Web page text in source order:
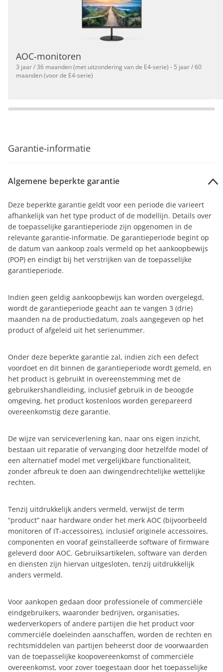
AOC-monitoren
3 jaar / 36 maanden (met uitzondering van de E4-serie) - 5 jaar / 60
maanden (voor de E4-serie)
Garantie-informatie
Algemene beperkte garantie
Deze beperkte garantie geldt voor een periode die varieert
afhankelijk van het type product of de modellijn. Details over
de toepasselijke garantieperiode zijn opgenomen in de
relevante garantie-informatie. De garantieperiode begint op
de datum van aankoop zoals vermeld op het aankoopbewijs
(POP) en eindigt bij het verstrijken van de toepasselijke
garantieperiode.
Indien geen geldig aankoopbewijs kan worden overgelegd,
wordt de garantieperiode geacht aan te vangen 3 (drie)
maanden na de productiedatum, zoals aangegeven op het
product of afgeleid uit het serienummer.
Onder deze beperkte garantie zal, indien zich een defect
voordoet en dit binnen de garantieperiode wordt gemeld, en
het product is gebruikt in overeenstemming met de
gebruikershandleiding, inclusief gebruik in de beoogde
omgeving, het product kostenloos worden gerepareerd
overeenkomstig deze garantie.
De wijze van serviceverlening kan, naar ons eigen inzicht,
bestaan uit reparatie of vervanging door hetzelfde model of
een alternatief model met vergelijkbare functionaliteit,
zonder afbreuk te doen aan dwingendrechtelijke wettelijke
rechten.
Tenzij uitdrukkelijk anders vermeld, verwijst de term
“product” naar hardware onder het merk AOC (bijvoorbeeld
monitoren of IT-accessoires), inclusief originele accessoires,
componenten en vooraf geïnstalleerde software of firmware
geleverd door AOC. Gebruiksartikelen, software van derden
en diensten zijn hiervan uitgesloten, tenzij uitdrukkelijk
anders vermeld.
Voor aankopen gedaan door professionele of commerciële
eindgebruikers, waaronder bedrijven, organisaties,
wederverkopers of andere partijen die het product voor
commerciële doeleinden aanschaffen, worden de rechten en
rechtsmiddelen van partijen beheerst door de voorwaarden
van de toepasselijke koopovereenkomst of commerciële
overeenkomst, voor zover toegestaan door het toepasselijke